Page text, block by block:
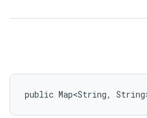
public Map<String,